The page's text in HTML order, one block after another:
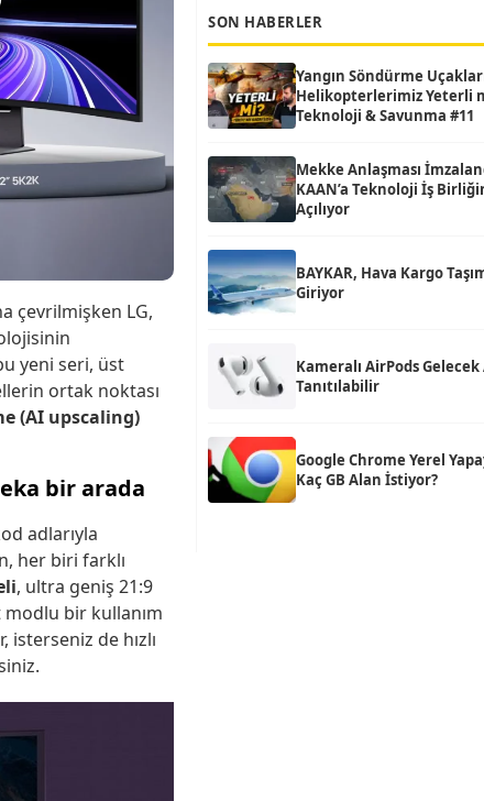
çevrilmişken LG,
yeni seri, üst
ortak noktası
(AI upscaling)
bir arada
adlarıyla
her biri farklı
, ultra geniş 21:9
modlu bir kullanım
isterseniz de hızlı
SON HABERLER
Yangın Söndürme
Helikopterlerimiz Yeterli
Teknoloji & Savunma #11
Mekke Anlaşması
KAAN’a Teknoloji İş
Açılıyor
BAYKAR, Hava Kargo
Giriyor
Kameralı AirPods Gelecek
Tanıtılabilir
Google Chrome Yerel
Kaç GB Alan İstiyor?